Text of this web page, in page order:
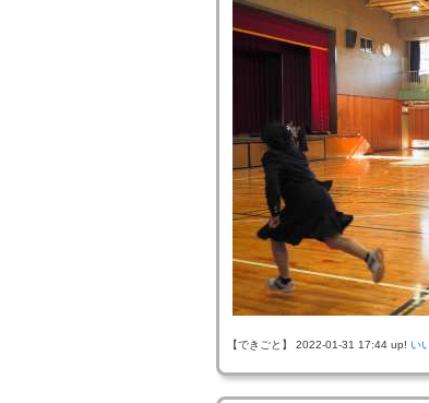
【できごと】 2022-01-31 17:44 up! い